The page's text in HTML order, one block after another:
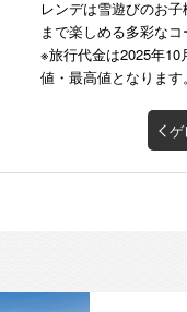
レンデは雪遊びのお
まで楽しめる多彩なコ
※旅行代金は2025年10
値・最高値となります。